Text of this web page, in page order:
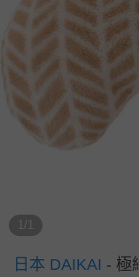
1/1
日本 DAIKAI - 極